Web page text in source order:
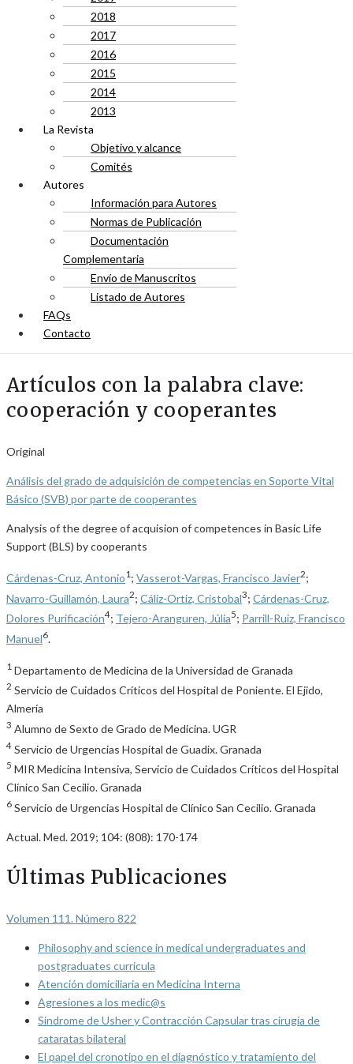
2018
2017
2016
2015
2014
2013
La Revista
Objetivo y alcance
Comités
Autores
Información para Autores
Normas de Publicación
Documentación
Complementaria
Envío de Manuscritos
Listado de Autores
FAQs
Contacto
Artículos con la palabra clave:
cooperación y cooperantes
Original
Análisis del grado de adquisición de competencias en Soporte Vital
Básico (SVB) por parte de cooperantes
Analysis of the degree of acquision of competences in Basic Life
Support (BLS) by cooperants
Cárdenas-Cruz, Antonio1 ; Vasserot-Vargas, Francisco Javier2;
Navarro-Guillamón, Laura2; Cáliz-Ortiz, Cristobal3; Cárdenas-Cruz,
Dolores Purificación4; Tejero-Aranguren, Júlia5; Parrill-Ruiz, Francisco
Manuel6.
1 Departamento de Medicina de la Universidad de Granada
2 Servicio de Cuidados Críticos del Hospital de Poniente. El Ejido,
Almería
3 Alumno de Sexto de Grado de Medicina. UGR
4 Servicio de Urgencias Hospital de Guadix. Granada
5 MIR Medicina Intensiva, Servicio de Cuidados Críticos del Hospital
Clínico San Cecilio. Granada
6 Servicio de Urgencias Hospital de Clínico San Cecilio. Granada
Actual. Med. 2019; 104: (808): 170-174
Últimas Publicaciones
Volumen 111. Número 822
Philosophy and science in medical undergraduates and
postgraduates curricula
Atención domiciliaria en Medicina Interna
Agresiones a los medic@s
Síndrome de Usher y Contracción Capsular tras cirugía de
cataratas bilateral
El papel del cronotipo en el diagnóstico y tratamiento del